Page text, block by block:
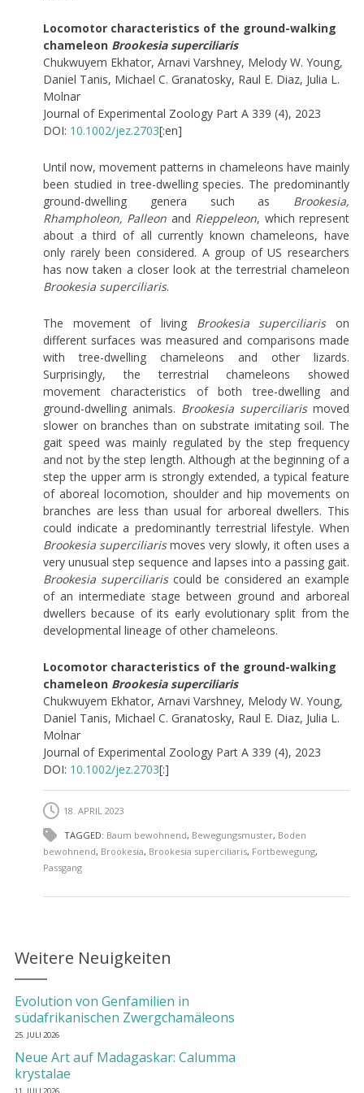
Locomotor characteristics of the ground-walking
chameleon Brookesia superciliaris
Chukwuyem Ekhator, Arnavi Varshney, Melody W. Young,
Daniel Tanis, Michael C. Granatosky, Raul E. Diaz, Julia L.
Molnar
Journal of Experimental Zoology Part A 339 (4), 2023
DOI: 10.1002/jez.2703[:en]
Until now, movement patterns in chameleons have mainly
been studied in tree-dwelling species. The predominantly
ground-dwelling genera such as Brookesia,
Rhampholeon, Palleon and Rieppeleon, which represent
about a third of all currently known chameleons, have
only rarely been considered. A group of US researchers
has now taken a closer look at the terrestrial chameleon
Brookesia superciliaris.
The movement of living Brookesia superciliarison
different surfaces was measured and comparisons made
with tree-dwelling chameleons and other lizards.
Surprisingly, the terrestrial chameleons showed
movement characteristics of both tree-dwelling and
ground-dwelling animals. Brookesia superciliarismoved
slower on branches than on substrate imitating soil. The
gait speed was mainly regulated by the step frequency
and not by the step length. Although at the beginning of a
step the upper arm is strongly extended, a typical feature
of aboreal locomotion, shoulder and hip movements on
branches are less than usual for arboreal dwellers. This
could indicate a predominantly terrestrial lifestyle. When
Brookesia superciliarismoves very slowly, it often uses a
very unusual step sequence and lapses into a passing gait.
Brookesia superciliariscould be considered an example
of an intermediate stage between ground and arboreal
dwellers because of its early evolutionary split from the
developmental lineage of other chameleons.
Locomotor characteristics of the ground-walking
chameleon Brookesia superciliaris
Chukwuyem Ekhator, Arnavi Varshney, Melody W. Young,
Daniel Tanis, Michael C. Granatosky, Raul E. Diaz, Julia L.
Molnar
Journal of Experimental Zoology Part A 339 (4), 2023
DOI: 10.1002/jez.2703[:]
18. APRIL 2023
TAGGED: Baum bewohnend, Bewegungsmuster, Boden
bewohnend, Brookesia, Brookesia superciliaris, Fortbewegung,
Passgang
Weitere Neuigkeiten
Evolution von Genfamilien in
südafrikanischen Zwergchamäleons
25. JULI 2026
Neue Art auf Madagaskar: Calumma
krystalae
11. JULI 2026